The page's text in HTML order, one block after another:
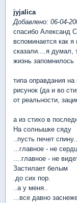
jyjalica
Добавлено: 06-04-
спасибо Александ
вспоминается как
сказали....я думал,
жизнь запомнилось
типа оправдания
рисунок (да и во
от реальности,
а из стихо в
На солнышке сяду
..пусть печет спину..
...главное - не
....главное - не
Застилает белым
.до сих пор.
..а у меня..
...все давно